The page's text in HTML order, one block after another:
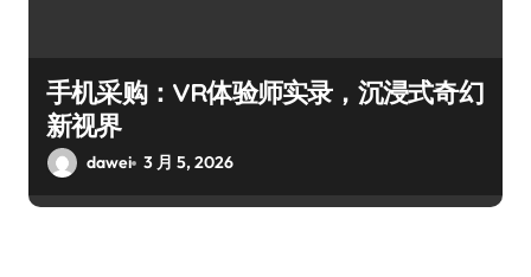
手机采购：VR体验师实录，沉浸式奇幻
新视界
dawei 3 月 5, 2026